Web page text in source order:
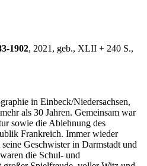
1902, 2021, geb., XLII + 240 S.,
in Einbeck/Niedersachsen,
als 30 Jahren. Gemeinsam war
sowie die Ablehnung des
Frankreich. Immer wieder
Geschwister in Darmstadt und
die Schul- und